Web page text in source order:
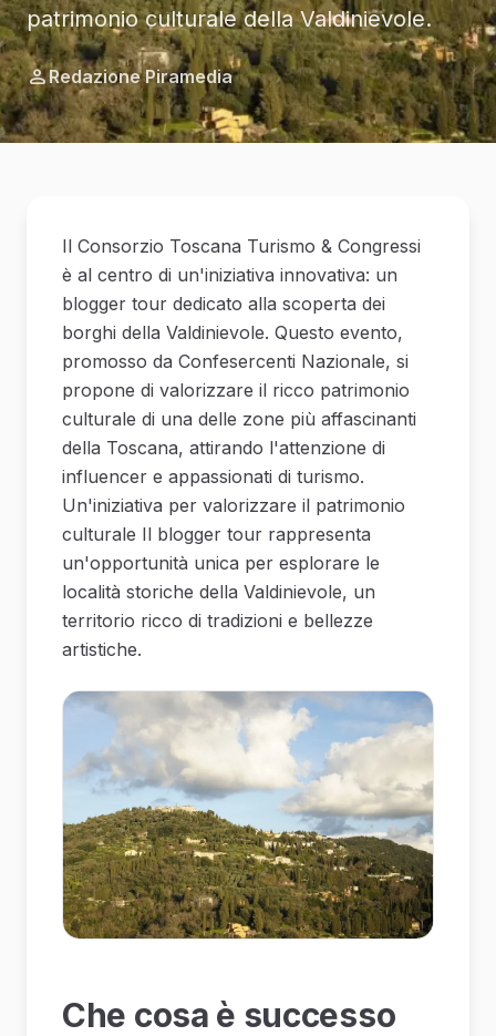
patrimonio culturale della Valdinievole.
Redazione Piramedia
Il Consorzio Toscana Turismo & Congressi
è al centro di un'iniziativa innovativa: un
blogger tour dedicato alla scoperta dei
borghi della Valdinievole. Questo evento,
promosso da Confesercenti Nazionale, si
propone di valorizzare il ricco patrimonio
culturale di una delle zone più affascinanti
della Toscana, attirando l'attenzione di
influencer e appassionati di turismo.
Un'iniziativa per valorizzare il patrimonio
culturale Il blogger tour rappresenta
un'opportunità unica per esplorare le
località storiche della Valdinievole, un
territorio ricco di tradizioni e bellezze
artistiche.
Che cosa è successo